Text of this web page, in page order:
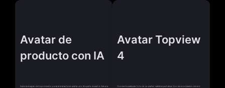
Avatar de
producto con IA
Sube la imagen de tu producto y crea al instante un avatar con IA que lo muestre. Genera
Avatar Topview
4
Convierte cualquier foto en un avatar realista que habla. Con sincronización de voz